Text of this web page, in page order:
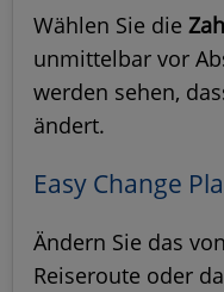
Wählen Sie die
unmittelbar vor
werden sehen,
ändert.
Easy Change
Ändern Sie das
Reiseroute oder